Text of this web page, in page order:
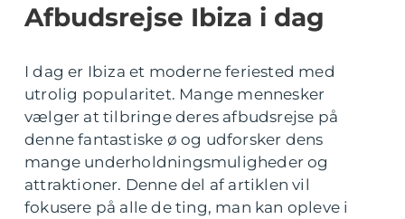
Afbudsrejse Ibiza i dag
I dag er Ibiza et moderne feriested med
utrolig popularitet. Mange mennesker
vælger at tilbringe deres afbudsrejse på
denne fantastiske ø og udforsker dens
mange underholdningsmuligheder og
attraktioner. Denne del af artiklen vil
fokusere på alle de ting, man kan opleve i